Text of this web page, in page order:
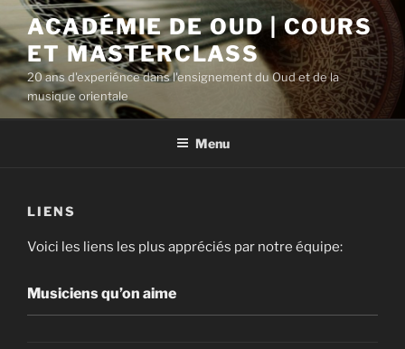
Aller
au
contenu
principal
ACADÉMIE DE OUD | COURS
ET MASTERCLASS
20 ans d'experiénce dans l'ensignement du Oud et de la
musique orientale
Menu
LIENS
Voici les liens les plus appréciés par notre équipe:
Musiciens qu’on aime